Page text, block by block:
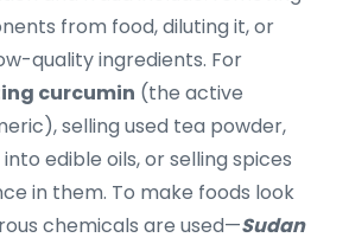
from food, diluting it, or
quality ingredients. For
curcumin (the active
selling used tea powder,
edible oils, or selling spices
in them. To make foods look
chemicals are used—Sudan